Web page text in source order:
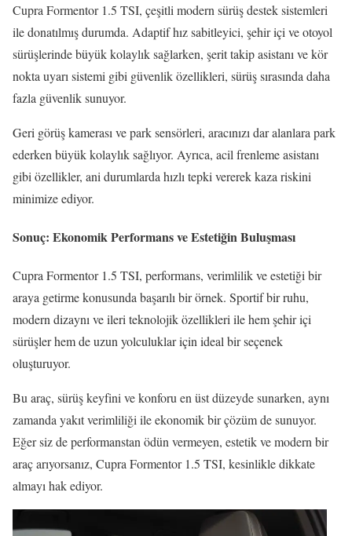
Cupra Formentor 1.5 TSI, çeşitli modern sürüş destek sistemleri
ile donatılmış durumda. Adaptif hız sabitleyici, şehir içi ve otoyol
sürüşlerinde büyük kolaylık sağlarken, şerit takip asistanı ve kör
nokta uyarı sistemi gibi güvenlik özellikleri, sürüş sırasında daha
fazla güvenlik sunuyor.
Geri görüş kamerası ve park sensörleri, aracınızı dar alanlara park
ederken büyük kolaylık sağlıyor. Ayrıca, acil frenleme asistanı
gibi özellikler, ani durumlarda hızlı tepki vererek kaza riskini
minimize ediyor.
Sonuç: Ekonomik Performans ve Estetiğin Buluşması
Cupra Formentor 1.5 TSI, performans, verimlilik ve estetiği bir
araya getirme konusunda başarılı bir örnek. Sportif bir ruhu,
modern dizaynı ve ileri teknolojik özellikleri ile hem şehir içi
sürüşler hem de uzun yolculuklar için ideal bir seçenek
oluşturuyor.
Bu araç, sürüş keyfini ve konforu en üst düzeyde sunarken, aynı
zamanda yakıt verimliliği ile ekonomik bir çözüm de sunuyor.
Eğer siz de performanstan ödün vermeyen, estetik ve modern bir
araç arıyorsanız, Cupra Formentor 1.5 TSI, kesinlikle dikkate
almayı hak ediyor.